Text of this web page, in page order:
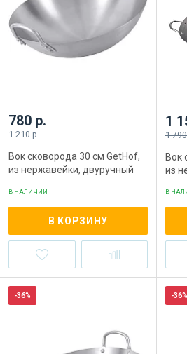
780 р.
1 210 р.
Вок сковорода 30 см GetHof,
из нержавейки, двуручный
В НАЛИЧИИ
В КОРЗИНУ
1
1
Вок
из
В
-36% -36%